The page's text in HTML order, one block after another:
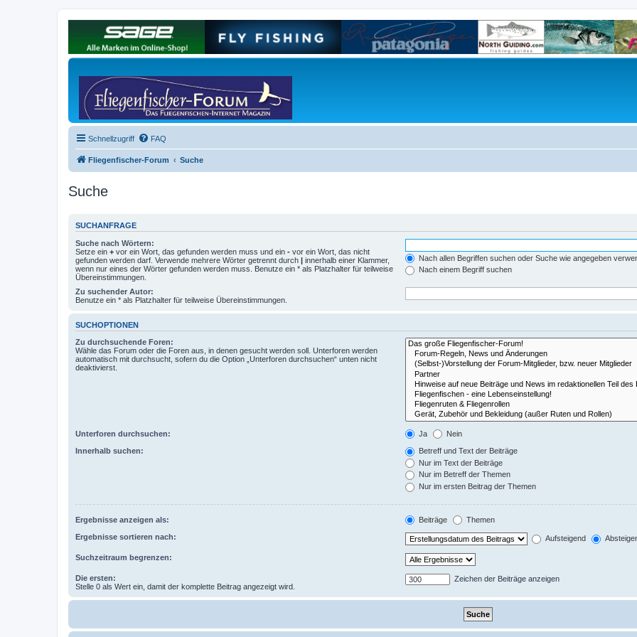
Schnellzugriff FAQ
Fliegenfischer-Forum Suche
Suche
SUCHANFRAGE
Suche nach Wörtern:
Setze ein + vor ein Wort, das gefunden werden muss und ein - vor ein Wort, das nicht
gefunden werden darf. Verwende mehrere Wörter getrennt durch | innerhalb einer Klammer,
wenn nur eines der Wörter gefunden werden muss. Benutze ein * als Platzhalter für teilweise
Übereinstimmungen.
Nach allen Begriffen suchen oder Suche wie angegeben
Nach einem Begriff suchen
Zu suchender Autor:
Benutze ein * als Platzhalter für teilweise Übereinstimmungen.
SUCHOPTIONEN
Zu durchsuchende Foren:
Wähle das Forum oder die Foren aus, in denen gesucht werden soll. Unterforen werden
automatisch mit durchsucht, sofern du die Option „Unterforen durchsuchen“ unten nicht
deaktivierst.
Unterforen durchsuchen: Ja Nein
Innerhalb suchen:
Betreff und Text der Beiträge
Nur im Text der Beiträge
Nur im Betreff der Themen
Nur im ersten Beitrag der Themen
Ergebnisse anzeigen als: Beiträge Themen
Ergebnisse sortieren nach: Aufsteigend
Suchzeitraum begrenzen:
Die ersten:
Stelle 0 als Wert ein, damit der komplette Beitrag angezeigt wird.
Zeichen der Beiträge anzeigen